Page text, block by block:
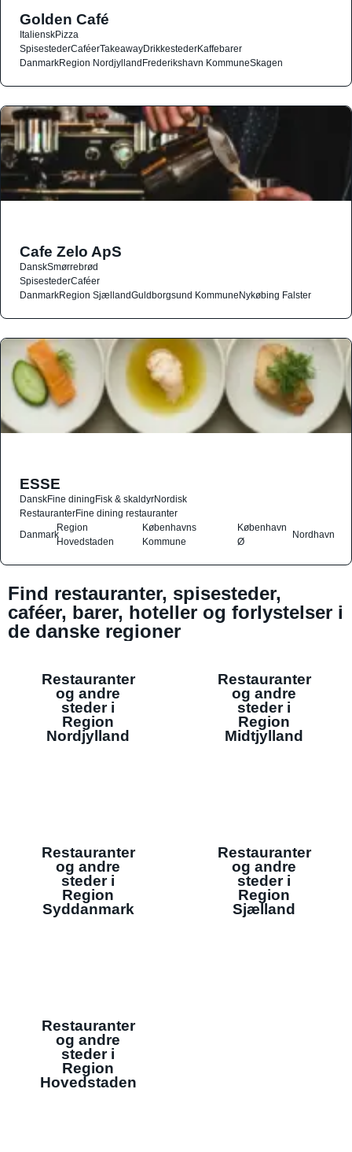
Golden Café
ItalienskPizza
SpisestederCaféerTakeawayDrikkestederKaffebarer
DanmarkRegion NordjyllandFrederikshavn KommuneSkagen
Cafe Zelo ApS
DanskSmørrebrød
SpisestederCaféer
DanmarkRegion SjællandGuldborgsund KommuneNykøbing Falster
ESSE
DanskFine diningFisk & skaldyrNordisk
RestauranterFine dining restauranter
Danmark
Region
Hovedstaden
Københavns
Kommune
København
Ø
Nordhavn
Find restauranter, spisesteder,
caféer, barer, hoteller og forlystelser i
de danske regioner
Restauranter
og andre
steder i
Region
Nordjylland
Restauranter
og andre
steder i
Region
Midtjylland
Restauranter
og andre
steder i
Region
Syddanmark
Restauranter
og andre
steder i
Region
Sjælland
Restauranter
og andre
steder i
Region
Hovedstaden